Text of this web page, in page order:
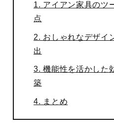
1. アイアン家具のツ
点
2. おしゃれなデザイ
出
3. 機能性を活かした
築
4. まとめ